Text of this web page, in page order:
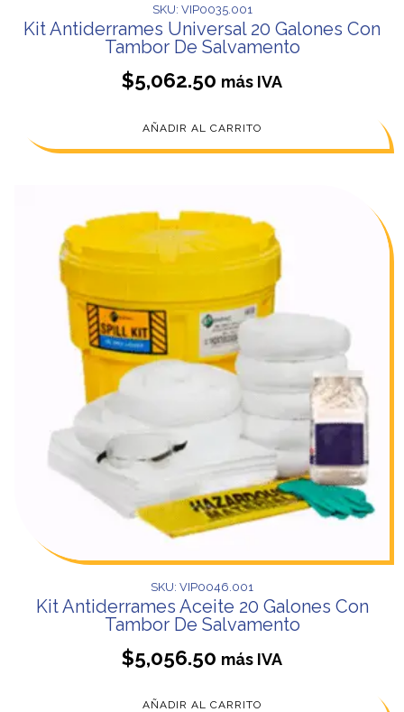
SKU: VIP0035.001
Kit Antiderrames Universal 20 Galones Con
Tambor De Salvamento
$5,062.50 más IVA
AÑADIR AL CARRITO
SKU: VIP0046.001
Kit Antiderrames Aceite 20 Galones Con
Tambor De Salvamento
$5,056.50 más IVA
AÑADIR AL CARRITO